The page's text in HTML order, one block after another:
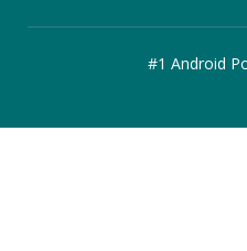
#1 Android